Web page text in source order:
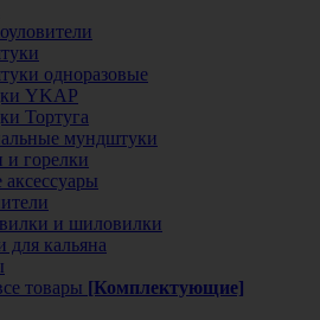
одноразовые
YKAP
Тортуга
мундштуки
и горелки
и шиловилки
для кальяна
товары [Комплектующие]